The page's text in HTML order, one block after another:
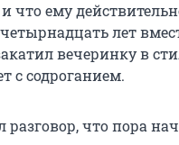
что ему
лет
вечеринку в
с содроганием.
разговор, что пора